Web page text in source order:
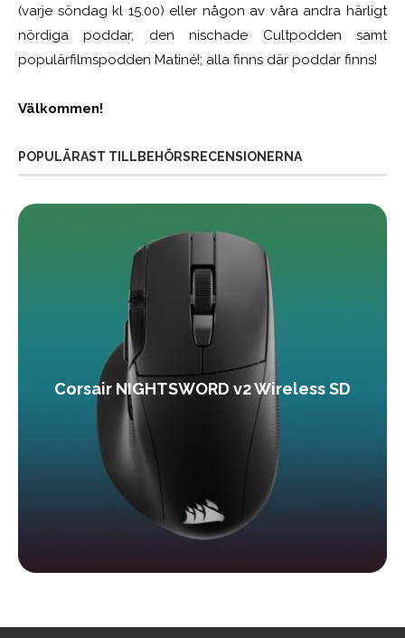
(varje söndag kl 15.00) eller någon av våra andra härligt
nördiga poddar, den nischade Cultpodden samt
populärfilmspodden Matiné!; alla finns där poddar finns!
Välkommen!
POPULÄRAST TILLBEHÖRSRECENSIONERNA
Corsair NIGHTSWORD v2 Wireless SD